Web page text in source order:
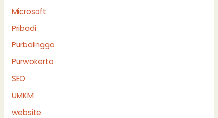
Microsoft
Pribadi
Purbalingga
Purwokerto
SEO
UMKM
website